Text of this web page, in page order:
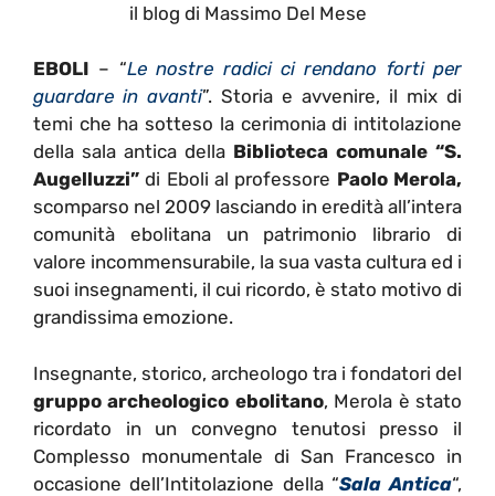
il blog di Massimo Del Mese
EBOLI – “Le nostre radici ci rendano forti per
guardare in avanti”. Storia e avvenire, il mix di
temi che ha sotteso la cerimonia di intitolazione
della sala antica della Biblioteca comunale “S.
Augelluzzi” di Eboli al professore Paolo Merola,
scomparso nel 2009 lasciando in eredità all’intera
comunità ebolitana un patrimonio librario di
valore incommensurabile, la sua vasta cultura ed i
suoi insegnamenti, il cui ricordo, è stato motivo di
grandissima emozione.
Insegnante, storico, archeologo tra i fondatori del
gruppo archeologico ebolitano, Merola è stato
ricordato in un convegno tenutosi presso il
Complesso monumentale di San Francesco in
occasione dell’Intitolazione della “Sala Antica“,